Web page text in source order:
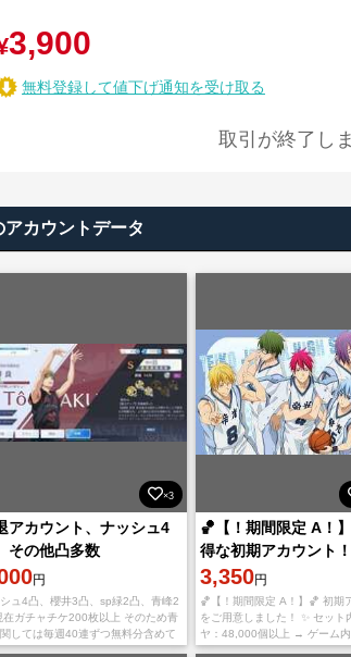
3,900
無料登録して値下げ通知を受け取る
取引が終了し
カウントデータ
×3
アカウント、ナッシュ4
その他凸多数
円
ュ4凸、櫻井3凸、sp緑2凸、青峰2
在ガチャチケ200枚以上 そのため青
しては毎週40連ずつ無料分含めて
いればお金かけずに完凸可能だと
🏀【！期間限定 A！
得な初期アカウント
48000個以上＋ラッキ
ーム×3
3,350円
🏀【！期間限定 A！】🏀 初期
をご用意しました！ ✨ セット
ヤ：48,000個以上 → ゲーム内
要な通貨！限定ガチャやアイ